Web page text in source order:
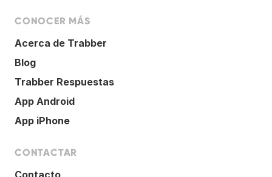
CONOCER MÁS
Acerca de Trabber
Blog
Trabber Respuestas
App Android
App iPhone
CONTACTAR